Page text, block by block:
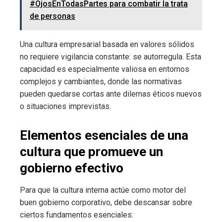
#OjosEnTodasPartes para combatir la trata
de personas
Una cultura empresarial basada en valores sólidos
no requiere vigilancia constante: se autorregula. Esta
capacidad es especialmente valiosa en entornos
complejos y cambiantes, donde las normativas
pueden quedarse cortas ante dilemas éticos nuevos
o situaciones imprevistas.
Elementos esenciales de una
cultura que promueve un
gobierno efectivo
Para que la cultura interna actúe como motor del
buen gobierno corporativo, debe descansar sobre
ciertos fundamentos esenciales: